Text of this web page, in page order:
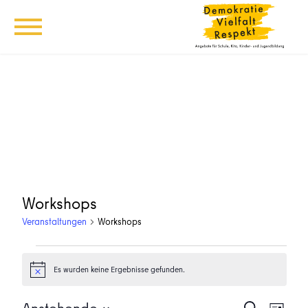
Workshops
Veranstaltungen Workshops
Veranstaltungen
HinweisEs wurden keine Ergebnisse gefunden.